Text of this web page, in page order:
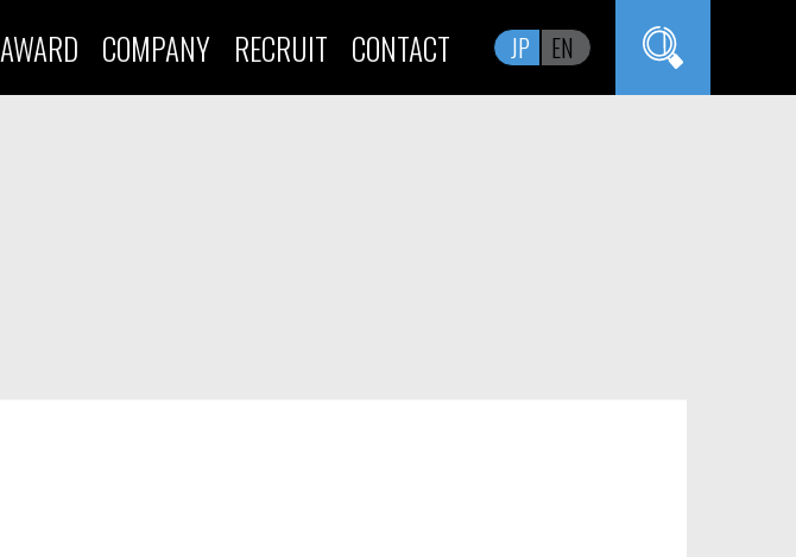
AWARD COMPANY RECRUIT CONTACT JP EN